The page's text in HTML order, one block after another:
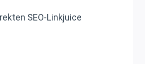
SEO-Linkjuice